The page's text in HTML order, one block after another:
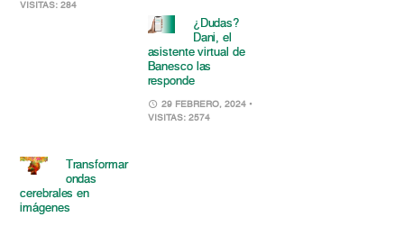
VISITAS: 284
¿Dudas?
Dani, el
asistente virtual de
Banesco las
responde
29 FEBRERO, 2024 •
VISITAS: 2574
Transformar
ondas
cerebrales en
imágenes